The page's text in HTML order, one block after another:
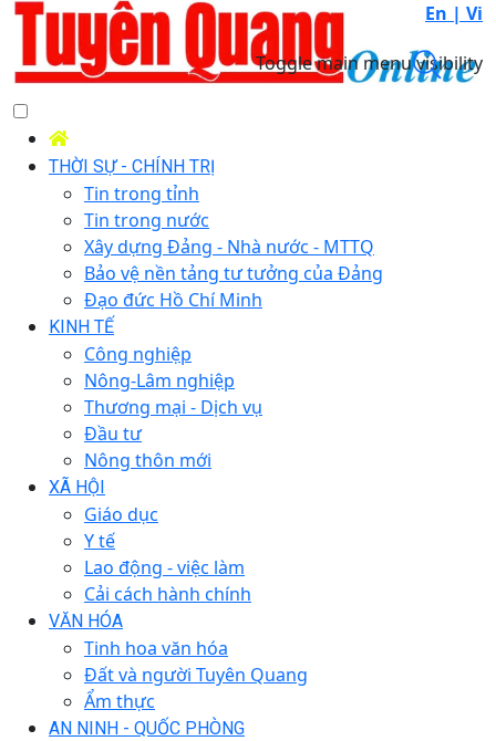
En | Vi
Toggle main menu visibility
THỜI SỰ - CHÍNH TRỊ
Tin trong tỉnh
Tin trong nước
Xây dựng Đảng - Nhà nước - MTTQ
Bảo vệ nền tảng tư tưởng của Đảng
Đạo đức Hồ Chí Minh
KINH TẾ
Công nghiệp
Nông-Lâm nghiệp
Thương mại - Dịch vụ
Đầu tư
Nông thôn mới
XÃ HỘI
Giáo dục
Y tế
Lao động - việc làm
Cải cách hành chính
VĂN HÓA
Tinh hoa văn hóa
Đất và người Tuyên Quang
Ẩm thực
AN NINH - QUỐC PHÒNG